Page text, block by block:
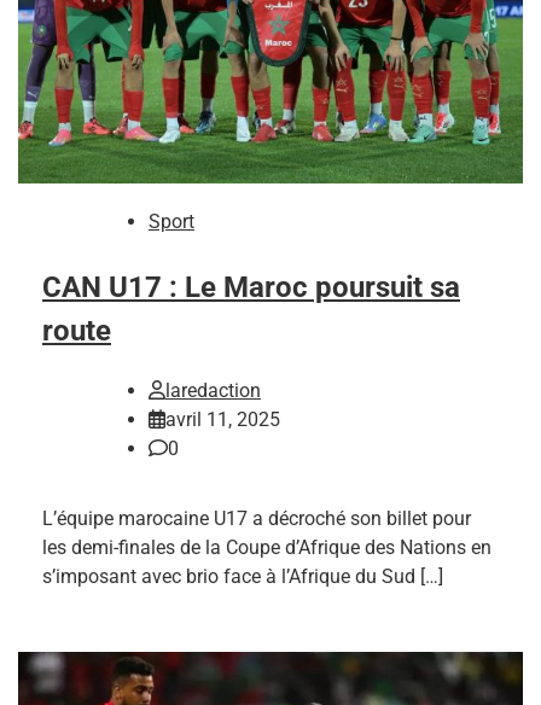
Sport
CAN U17 : Le Maroc poursuit sa
route
laredaction
avril 11, 2025
0
L’équipe marocaine U17 a décroché son billet pour
les demi-finales de la Coupe d’Afrique des Nations en
s’imposant avec brio face à l’Afrique du Sud […]